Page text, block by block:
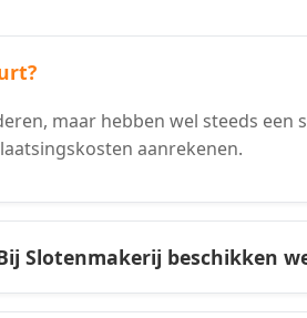
maar hebben wel steeds
aanrekenen.
Slotenmakerij beschikken